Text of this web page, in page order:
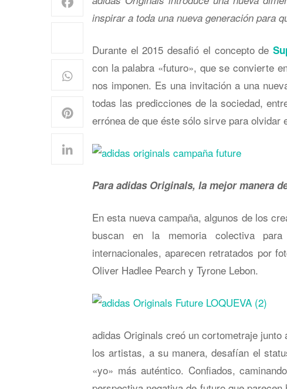
inspirar a toda una nueva generación para
Durante el 2015 desafió el concepto de
con la palabra «futuro», que se convierte
nos imponen. Es una invitación a una
todas las predicciones de la sociedad,
errónea de que éste sólo sirve para olvidar
Para adidas Originals, la mejor manera
En esta nueva campaña, algunos de los
buscan en la memoria colectiva
internacionales, aparecen retratados por
Oliver Hadlee Pearch y Tyrone Lebon.
adidas Originals creó un cortometraje
los artistas, a su manera, desafían el
«yo» más auténtico. Confiados,